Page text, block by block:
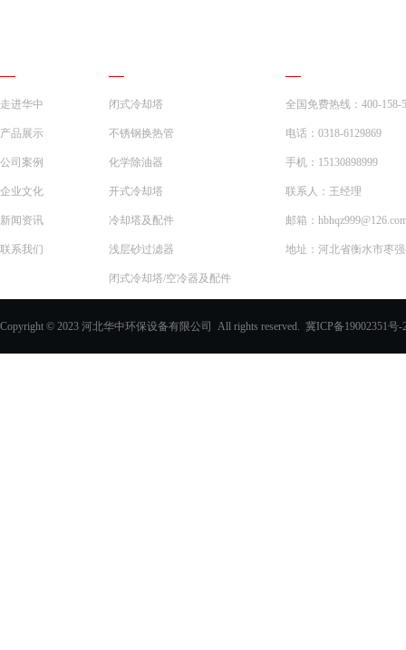
走进华中
产品展示
公司案例
企业文化
新闻资讯
联系我们
闭式冷却塔
不锈钢换热管
化学除油器
开式冷却塔
冷却塔及配件
浅层砂过滤器
闭式冷却塔/空冷器及配件
全国免费热线：400-158-
电话：0318-6129869
手机：15130898999
联系人：王经理
邮箱：
地址：河北省衡水市枣
Copyright © 2023 河北华中环保设备有限公司 All rights reserved. 冀ICP备19002351号-